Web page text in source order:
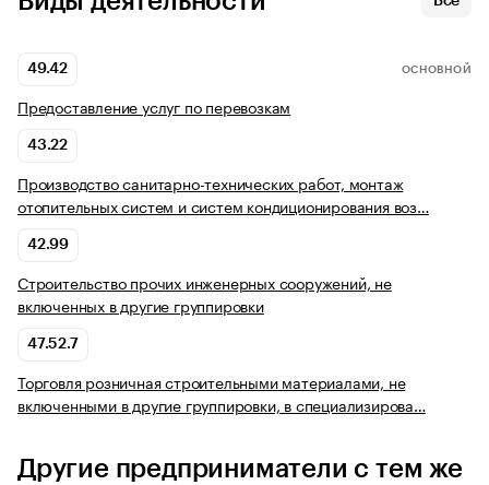
49.42 ОСНОВНОЙ
Предоставление услуг по перевозкам
43.22
Производство санитарно-технических работ, монтаж
отопительных систем и систем кондиционирования воз…
42.99
Строительство прочих инженерных сооружений, не
включенных в другие группировки
47.52.7
Торговля розничная строительными материалами, не
включенными в другие группировки, в специализирова…
Другие предприниматели с тем же